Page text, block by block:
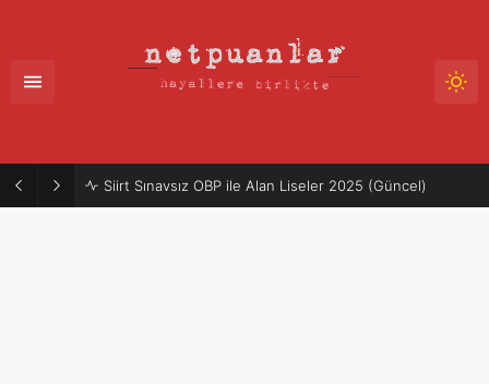
Siirt Sınavsız OBP ile Alan Liseler 2025 (Güncel)